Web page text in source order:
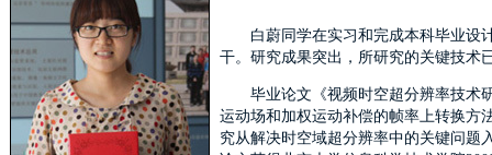
白蔚同学在实习和完成本科毕业设
干。研究成果突出，所研究的关键技术
毕业论文《视频时空超分辨率技术
运动场和加权运动补偿的帧率上转换方
究从解决时空域超分辨率中的关键问题